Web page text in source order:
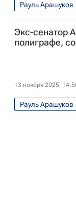
Рауль Арашуков
Экс-сенатор
полиграфе,
13 ноября 2025,
Рауль Арашуков
Анна Ставицкая